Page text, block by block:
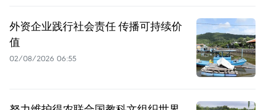
外资企业践行社会责任 传播可持续价
值
02/08/2026 06:55